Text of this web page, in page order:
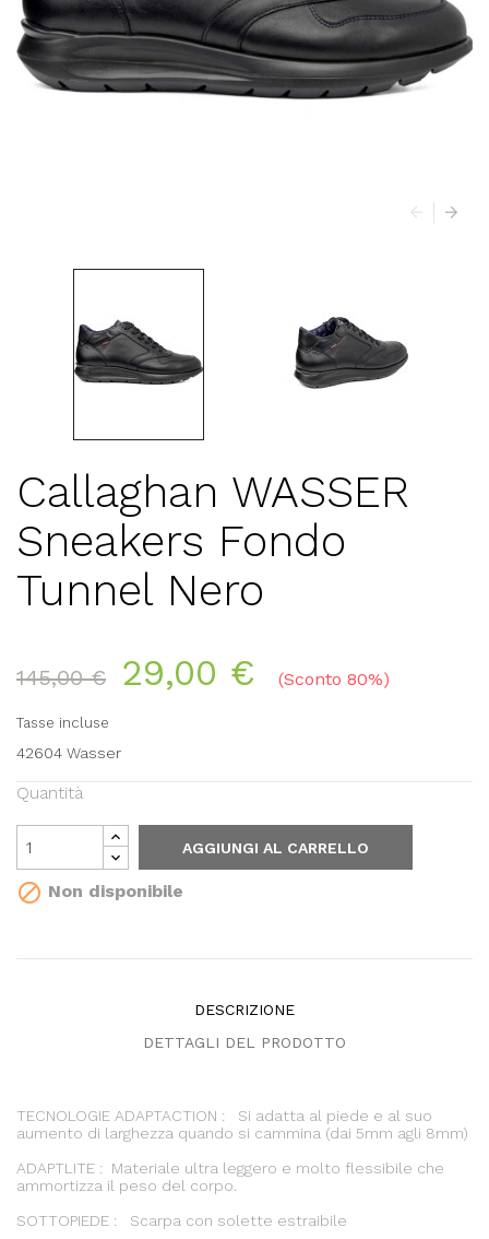
Callaghan WASSER
Sneakers Fondo
Tunnel Nero
145,00 € 29,00 € Sconto 80%
Tasse incluse
42604 Wasser
Quantità
AGGIUNGI AL CARRELLO
 Non disponibile
DESCRIZIONE
DETTAGLI DEL PRODOTTO
TECNOLOGIE ADAPTACTION : Si adatta al piede e al suo
aumento di larghezza quando si cammina (dai 5mm agli 8mm)
ADAPTLITE : Materiale ultra leggero e molto flessibile che
ammortizza il peso del corpo.
SOTTOPIEDE : Scarpa con solette estraibile